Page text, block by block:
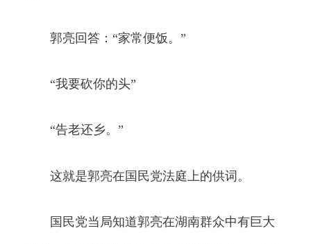
郭亮回答：“家常便饭。”
“我要砍你的头”
“告老还乡。”
这就是郭亮在国民党法庭上的供词。
国民党当局知道郭亮在湖南群众中有巨大